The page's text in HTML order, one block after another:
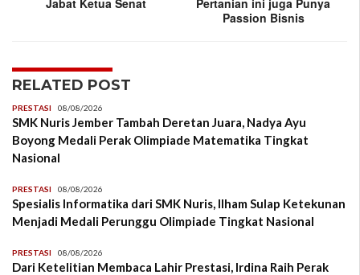
Passion Bisnis
RELATED POST
PRESTASI 08/08/2026
SMK Nuris Jember Tambah Deretan Juara, Nadya Ayu
Boyong Medali Perak Olimpiade Matematika Tingkat
Nasional
PRESTASI 08/08/2026
Spesialis Informatika dari SMK Nuris, Ilham Sulap Ketekunan
Menjadi Medali Perunggu Olimpiade Tingkat Nasional
PRESTASI 08/08/2026
Dari Ketelitian Membaca Lahir Prestasi, Irdina Raih Perak